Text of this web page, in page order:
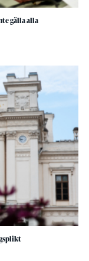
gälla alla